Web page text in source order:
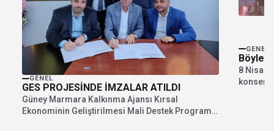
GENEL
GES PROJESİNDE İMZALAR ATILDI
Güney Marmara Kalkınma Ajansı Kırsal
Ekonominin Geliştirilmesi Mali Destek Programı
GENEL
Böyle
8 Nisan
konser